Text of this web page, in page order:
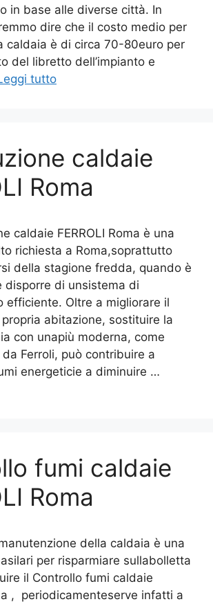
in base alle diverse città. In
dire che il costo medio per
caldaia è di circa 70-80euro per
del libretto dell’impianto e
tutto
caldaie
Roma
caldaie FERROLI Roma è una
richiesta a Roma,soprattutto
della stagione fredda, quando è
disporre di unsistema di
efficiente. Oltre a migliorare il
abitazione, sostituire la
con unapiù moderna, come
Ferroli, può contribuire a
energeticie a diminuire …
fumi caldaie
Roma
della caldaia è una
per risparmiare sullabolletta
il Controllo fumi caldaie
, periodicamenteserve infatti a